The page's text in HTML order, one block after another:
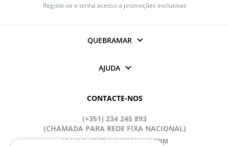
Registe-se e tenha acesso a promoções exclusivas
QUEBRAMAR
AJUDA
CONTACTE-NOS
(+351) 234 245 893
(CHAMADA PARA REDE FIXA NACIONAL)
APOIOCLIENTE@QUEBRAMAR.COM